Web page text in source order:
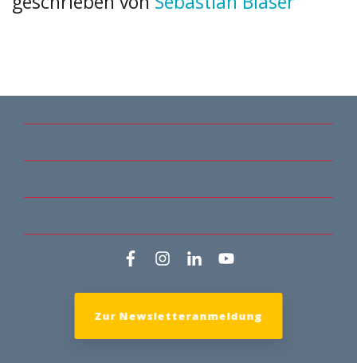
Zur Newsletteranmeldung